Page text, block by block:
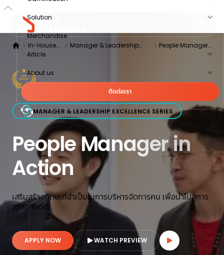
Solution
Merchandise
Article
About us
ติดต่อเรา
In-House
training
Manager & Leadership
People Manager
MANAGER & LEADERSHIP EXCELLENCE SERIES
People Manager in
Action
เสริมสร้างทักษะที่จำเป็นในการบริหารจัดการคน เพื่อนำไปสู่การ
สร้างทีมที่ดี
APPLY NOW WATCH PREVIEW